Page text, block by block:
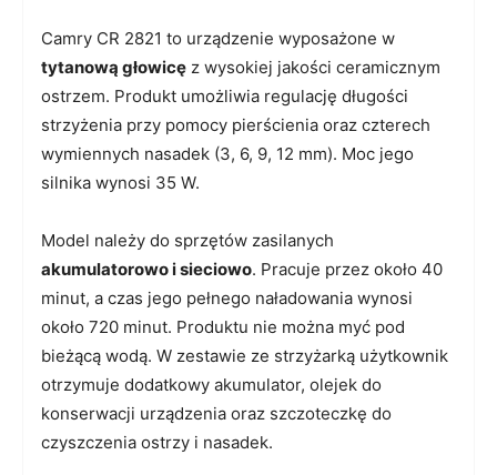
Camry CR 2821 to urządzenie wyposażone w
tytanową głowicę z wysokiej jakości ceramicznym
ostrzem. Produkt umożliwia regulację długości
strzyżenia przy pomocy pierścienia oraz czterech
wymiennych nasadek (3, 6, 9, 12 mm). Moc jego
silnika wynosi 35 W.
Model należy do sprzętów zasilanych
akumulatorowo i sieciowo. Pracuje przez około 40
minut, a czas jego pełnego naładowania wynosi
około 720 minut. Produktu nie można myć pod
bieżącą wodą. W zestawie ze strzyżarką użytkownik
otrzymuje dodatkowy akumulator, olejek do
konserwacji urządzenia oraz szczoteczkę do
czyszczenia ostrzy i nasadek.